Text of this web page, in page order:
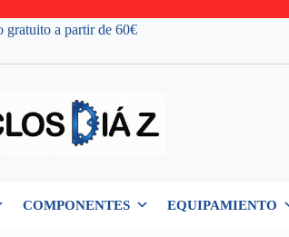
gratuito a partir de 60€
COMPONENTES EQUIPAMIENTO